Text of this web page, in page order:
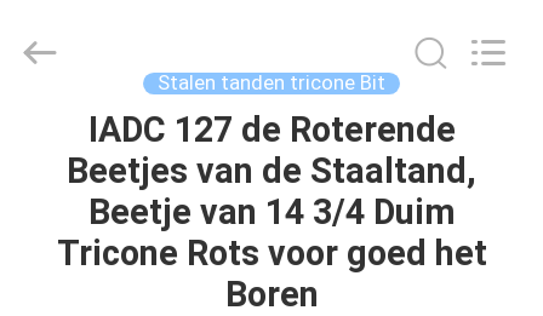
PRODUCTEN
Leverancier.
Copyright
tcitriconebit.com.
Stalen tanden tricone Bit
IADC 127 de Roterende
Beetjes van de Staaltand,
Beetje van 14 3/4 Duim
Tricone Rots voor goed het
Boren